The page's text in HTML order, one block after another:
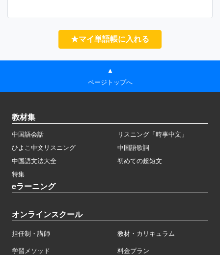
★マイ単語帳に入れる
▲
ページトップへ
教材集
中国語会話
リスニング「時事中文」
ひよこ中文リスニング
中国語歌詞
中国語文法大全
初めての超短文
特集
eラーニング
オンラインスクール
担任制・講師 教材・カリキュラム
学習メソッド 料金プラン